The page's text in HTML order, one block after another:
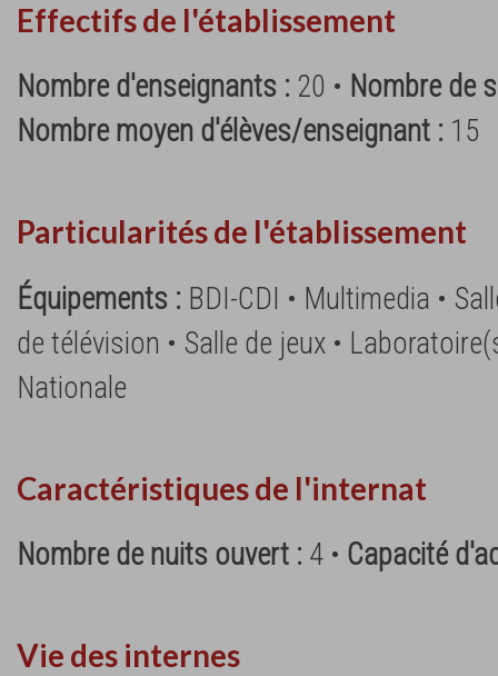
Effectifs de l'établissement
Nombre d'enseignants : 20 • Nombre de
Nombre moyen d'élèves/enseignant : 15
Particularités de l'établissement
Équipements : BDI-CDI • Multimedia •
de télévision • Salle de jeux •
Nationale
Caractéristiques de l'internat
Nombre de nuits ouvert : 4 • Capacité
Vie des internes